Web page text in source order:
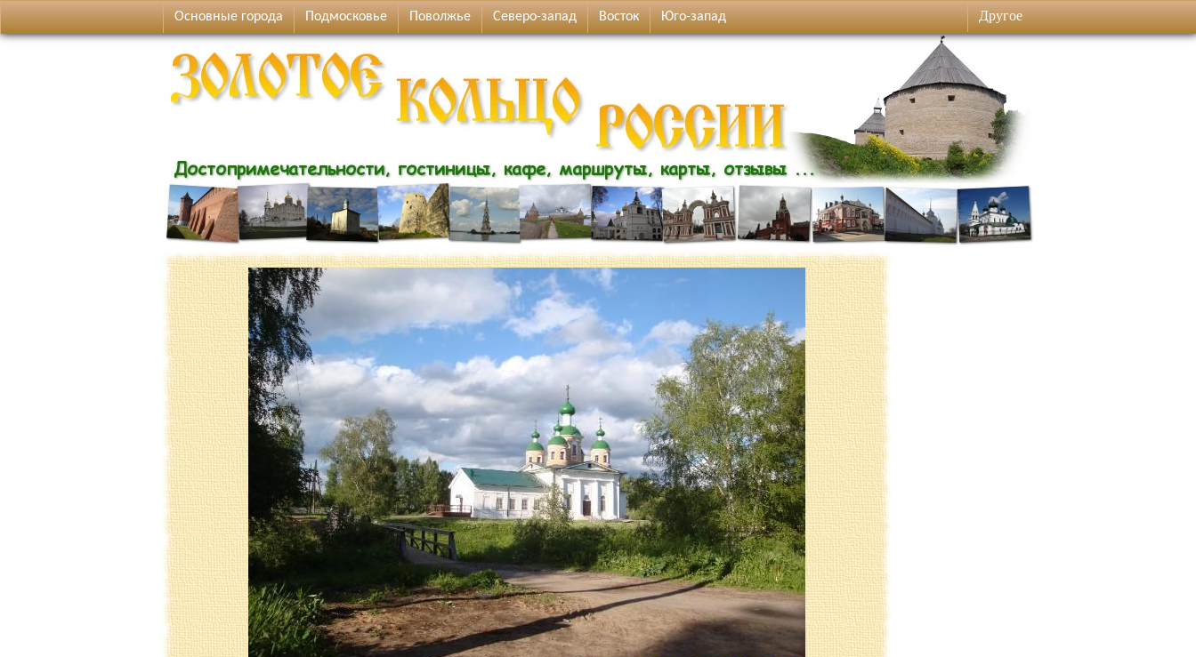
Основные города Подмосковье Поволжье Северо-запад Восток Юго-запад Другое